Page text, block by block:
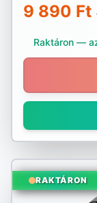
Nankang
Nexen
Nordex
Optimo
Ovation
9 890 Ft
Raktáron —
RAKTÁRON